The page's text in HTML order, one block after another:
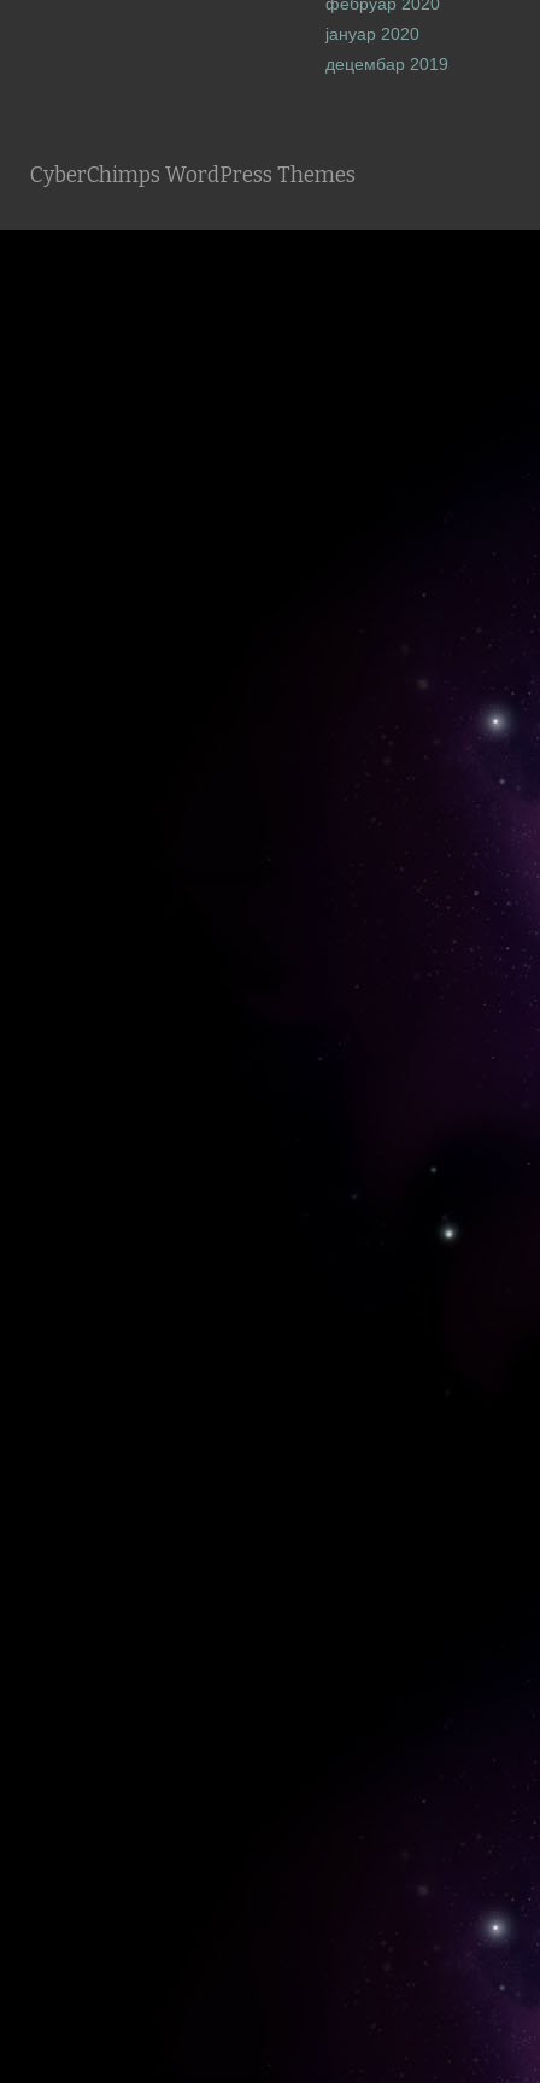
јануар 2020
децембар 2019
CyberChimps WordPress Themes